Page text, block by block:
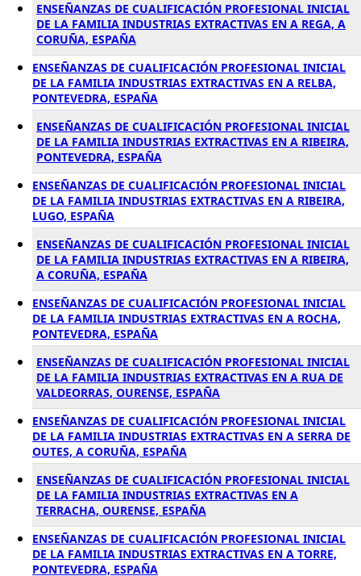
ENSEÑANZAS DE CUALIFICACIÓN PROFESIONAL INICIAL
DE LA FAMILIA INDUSTRIAS EXTRACTIVAS EN A REGA, A
CORUÑA, ESPAÑA
ENSEÑANZAS DE CUALIFICACIÓN PROFESIONAL INICIAL
DE LA FAMILIA INDUSTRIAS EXTRACTIVAS EN A RELBA,
PONTEVEDRA, ESPAÑA
ENSEÑANZAS DE CUALIFICACIÓN PROFESIONAL INICIAL
DE LA FAMILIA INDUSTRIAS EXTRACTIVAS EN A RIBEIRA,
PONTEVEDRA, ESPAÑA
ENSEÑANZAS DE CUALIFICACIÓN PROFESIONAL INICIAL
DE LA FAMILIA INDUSTRIAS EXTRACTIVAS EN A RIBEIRA,
LUGO, ESPAÑA
ENSEÑANZAS DE CUALIFICACIÓN PROFESIONAL INICIAL
DE LA FAMILIA INDUSTRIAS EXTRACTIVAS EN A RIBEIRA,
A CORUÑA, ESPAÑA
ENSEÑANZAS DE CUALIFICACIÓN PROFESIONAL INICIAL
DE LA FAMILIA INDUSTRIAS EXTRACTIVAS EN A ROCHA,
PONTEVEDRA, ESPAÑA
ENSEÑANZAS DE CUALIFICACIÓN PROFESIONAL INICIAL
DE LA FAMILIA INDUSTRIAS EXTRACTIVAS EN A RUA DE
VALDEORRAS, OURENSE, ESPAÑA
ENSEÑANZAS DE CUALIFICACIÓN PROFESIONAL INICIAL
DE LA FAMILIA INDUSTRIAS EXTRACTIVAS EN A SERRA DE
OUTES, A CORUÑA, ESPAÑA
ENSEÑANZAS DE CUALIFICACIÓN PROFESIONAL INICIAL
DE LA FAMILIA INDUSTRIAS EXTRACTIVAS EN A
TERRACHA, OURENSE, ESPAÑA
ENSEÑANZAS DE CUALIFICACIÓN PROFESIONAL INICIAL
DE LA FAMILIA INDUSTRIAS EXTRACTIVAS EN A TORRE,
PONTEVEDRA, ESPAÑA